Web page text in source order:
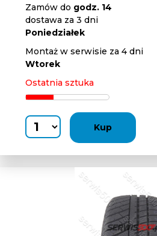
Zamów do godz. 14
dostawa za 3 dni
Poniedziałek
Montaż w serwisie za 4 dni
Wtorek
Ostatnia sztuka
Kup